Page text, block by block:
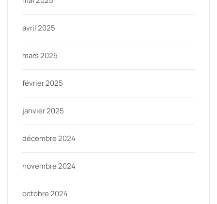
avril 2025
mars 2025
février 2025
janvier 2025
décembre 2024
novembre 2024
octobre 2024